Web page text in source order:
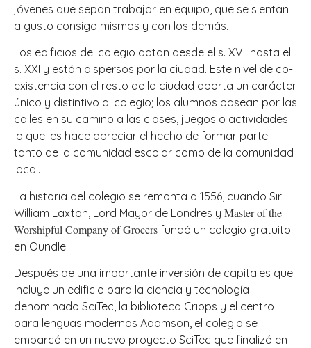
jóvenes que sepan trabajar en equipo, que se sientan
a gusto consigo mismos y con los demás.
Los edificios del colegio datan desde el s. XVII hasta el
s. XXI y están dispersos por la ciudad. Este nivel de co-
existencia con el resto de la ciudad aporta un carácter
único y distintivo al colegio; los alumnos pasean por las
calles en su camino a las clases, juegos o actividades
lo que les hace apreciar el hecho de formar parte
tanto de la comunidad escolar como de la comunidad
local.
La historia del colegio se remonta a 1556, cuando Sir
William Laxton, Lord Mayor de Londres y Master of the
Worshipful Company of Grocers fundó un colegio gratuito
en Oundle.
Después de una importante inversión de capitales que
incluye un edificio para la ciencia y tecnología
denominado SciTec, la biblioteca Cripps y el centro
para lenguas modernas Adamson, el colegio se
embarcó en un nuevo proyecto SciTec que finalizó en